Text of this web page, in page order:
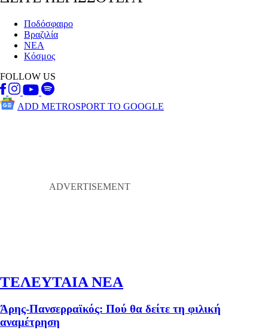
Ποδόσφαιρο
Βραζιλία
ΝΕΑ
Κόσμος
FOLLOW US
ADD METROSPORT TO GOOGLE
ΤΕΛΕΥΤΑΙΑ ΝΕΑ
Άρης-Πανσερραϊκός: Πού θα δείτε τη φιλική
αναμέτρηση